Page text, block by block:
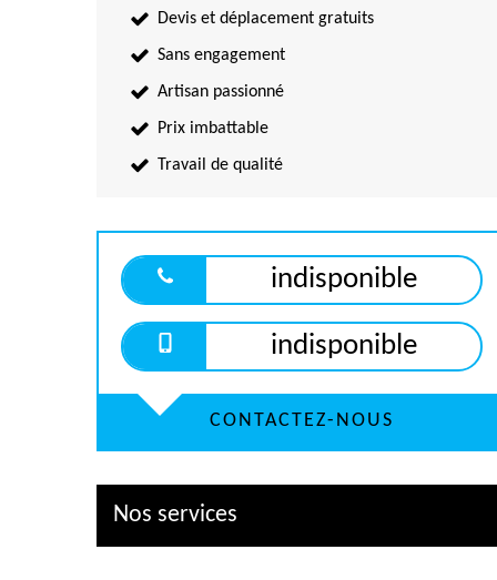
Devis et déplacement gratuits
Sans engagement
Artisan passionné
Prix imbattable
Travail de qualité
indisponible
indisponible
CONTACTEZ-NOUS
Nos services